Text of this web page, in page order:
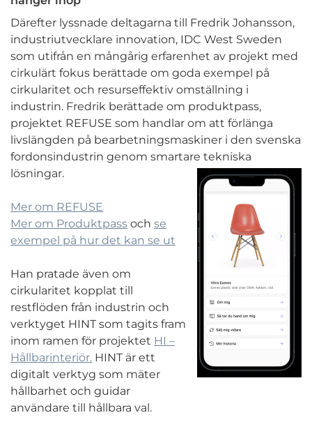
Därefter lyssnade deltagarna till Fredrik Johansson,
industriutvecklare innovation, IDC West Sweden
som utifrån en mångårig erfarenhet av projekt med
cirkulärt fokus berättade om goda exempel på
cirkularitet och resurseffektiv omställning i
industrin. Fredrik berättade om produktpass,
projektet REFUSE som handlar om att förlänga
livslängden på bearbetningsmaskiner i den svenska
fordonsindustrin genom smartare tekniska
lösningar.
Mer om REFUSE
Mer om Produktpass och se
exempel på hur det kan se ut
Han pratade även om
cirkularitet kopplat till
restflöden från industrin och
verktyget HINT som tagits fram
inom ramen för projektet HI –
Hållbarinteriör. HINT är ett
digitalt verktyg som mäter
hållbarhet och guidar
användare till hållbara val.